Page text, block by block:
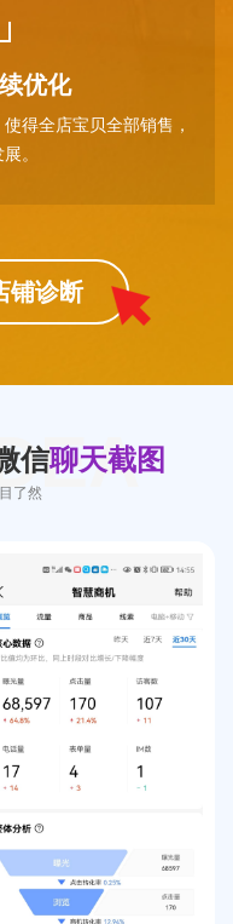
优化
得全店宝贝全部销售，
。
铺诊断
信聊天截图
了然